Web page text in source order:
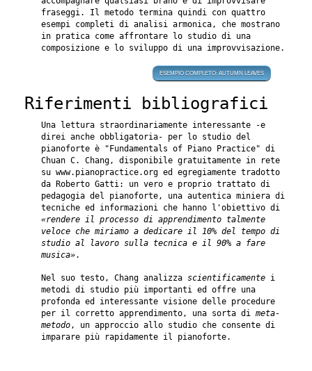
fraseggi. Il metodo termina quindi con quattro
esempi completi di analisi armonica, che mostrano
in pratica come affrontare lo studio di una
composizione e lo sviluppo di una improvvisazione.
ESEMPIO COMPLETO: AUTUMN LEAVES
Riferimenti bibliografici
Una lettura straordinariamente interessante -e
direi anche obbligatoria- per lo studio del
pianoforte è "Fundamentals of Piano Practice" di
Chuan C. Chang, disponibile gratuitamente in rete
su www.pianopractice.org ed egregiamente tradotto
da Roberto Gatti: un vero e proprio trattato di
pedagogia del pianoforte, una autentica miniera di
tecniche ed informazioni che hanno l'obiettivo di
«rendere il processo di apprendimento talmente
veloce che miriamo a dedicare il 10% del tempo di
studio al lavoro sulla tecnica e il 90% a fare
musica».
Nel suo testo, Chang analizza scientificamente i
metodi di studio più importanti ed offre una
profonda ed interessante visione delle procedure
per il corretto apprendimento, una sorta di meta-
metodo, un approccio allo studio che consente di
imparare più rapidamente il pianoforte.